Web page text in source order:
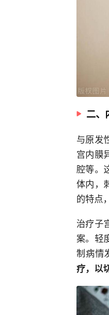
二、
与原发
宫内膜
腔等。
体内，
的特点
治疗子
案。轻
制病情
疗，以